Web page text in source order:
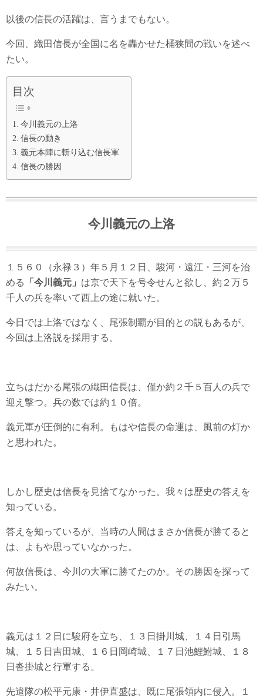
以後の信長の活躍は、言うまでもない。
今回、織田信長が全国に名を轟かせた桶狭間の戦いを述べ
たい。
目次
今川義元の上洛
信長の動き
義元本陣に斬り込む信長軍
信長の勝因
今川義元の上洛
１５６０（永禄３）年５月１２日、駿河・遠江・三河を治
める
「今川義元」 は京で天下を号令せんと欲し、約２万５
千人の兵を率いて西上の途に就いた。
今日では上洛ではなく、尾張制覇が目的との説もあるが、
今回は上洛説を採用する。
立ちはだかる尾張の織田信長は、僅か約２千５百人の兵で
迎え撃つ。兵の数では約１０倍。
義元軍が圧倒的に有利。もはや信長の命運は、風前の灯か
と思われた。
しかし歴史は信長を見捨てなかった。我々は歴史の答えを
知っている。
答えを知っているが、当時の人間はまさか信長が勝てると
は、よもや思っていなかった。
何故信長は、今川の大軍に勝てたのか。その勝因を探って
みたい。
義元は１２日に駿府を立ち、１３日掛川城、１４日引馬
城、１５日吉田城、１６日岡崎城、１７日池鯉鮒城、１８
日沓掛城と行軍する。
先遣隊の松平元康・井伊直盛は、既に尾張領内に侵入。１